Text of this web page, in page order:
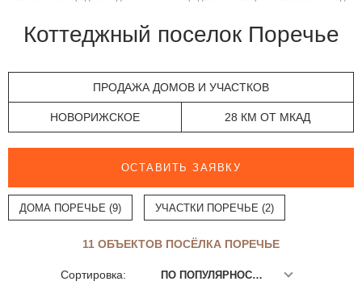
Коттеджный поселок Поречье
ПРОДАЖА ДОМОВ И УЧАСТКОВ
НОВОРИЖСКОЕ 28 КМ ОТ МКАД
ОСТАВИТЬ ЗАЯВКУ
ДОМА ПОРЕЧЬЕ (9) УЧАСТКИ ПОРЕЧЬЕ (2)
11 ОБЪЕКТОВ ПОСЁЛКА ПОРЕЧЬЕ
Сортировка: ПО ПОПУЛЯРНОСТИ